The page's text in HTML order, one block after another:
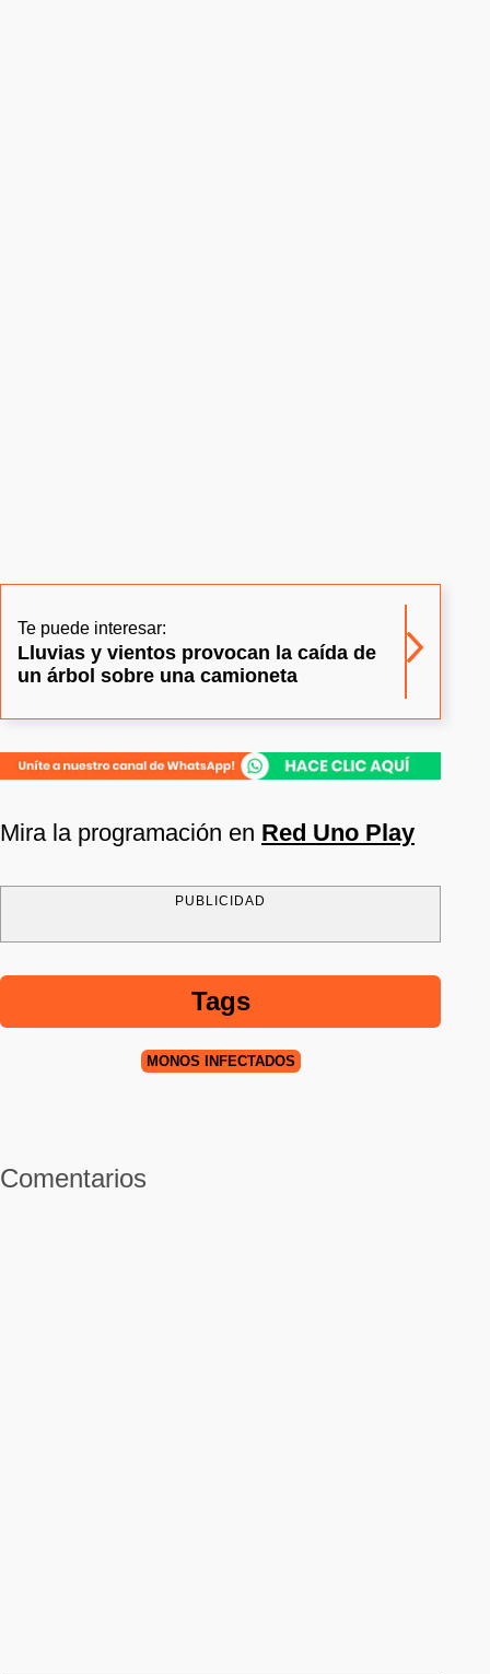
Te puede interesar:
Lluvias y vientos provocan la caída de
un árbol sobre una camioneta
Mira la programación en Red Uno Play
PUBLICIDAD
Tags
MONOS INFECTADOS
Comentarios